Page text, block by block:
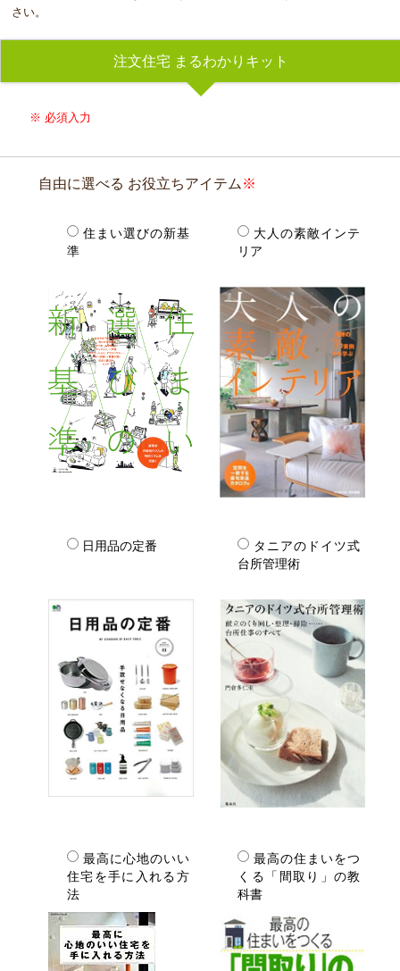
さい。
注文住宅 まるわかりキット
※ 必須入力
自由に選べる お役立ちアイテム
住まい選びの新基
準
大人の素敵インテ
リア
日用品の定番
タニアのドイツ式
台所管理術
最高に心地のいい
住宅を手に入れる方
法
最高の住まいをつ
くる「間取り」の教
科書